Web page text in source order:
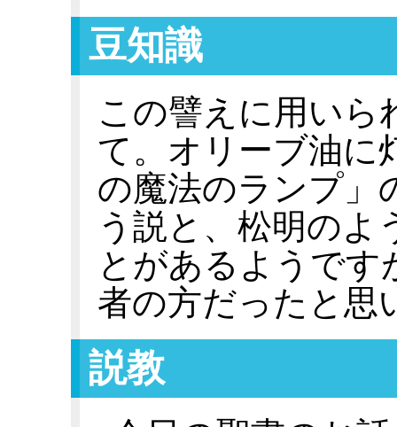
豆知識
この譬えに用いら
て。オリーブ油に
の魔法のランプ」
う説と、松明のよ
とがあるようです
者の方だったと思
説教